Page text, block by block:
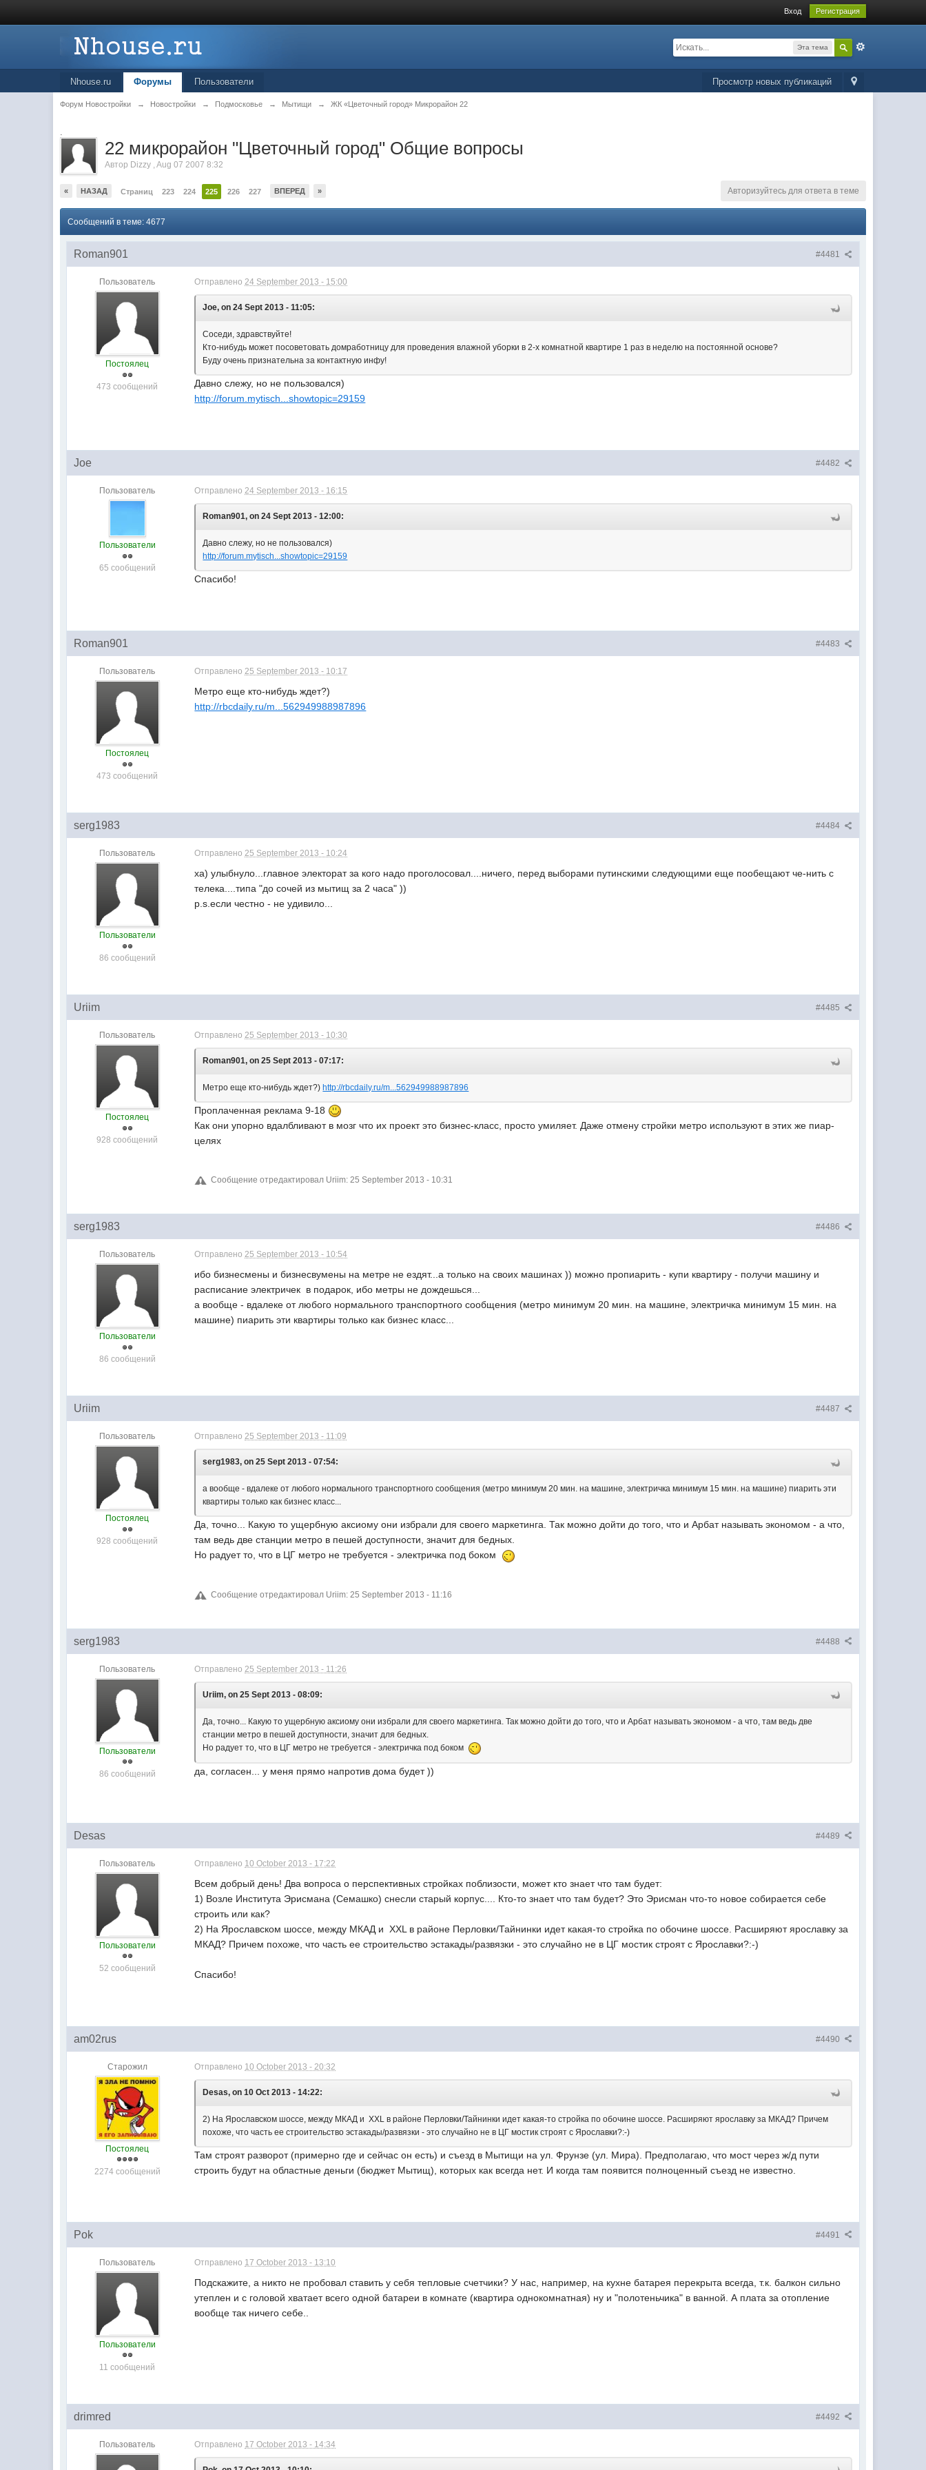
Вход Регистрация
Эта тема
Просмотр новых публикаций
Nhouse.ru Форумы Пользователи
Форум Новостройки → Новостройки → Подмосковье → Мытищи → ЖК «Цветочный город» Микрорайон 22
.
22 микрорайон "Цветочный город" Общие вопросы
Автор Dizzy ,Aug 07 2007 8:32
« НАЗАД Страниц 223 224 225 226 227 ВПЕРЕД » Авторизуйтесь для ответа в теме
Сообщений в теме: 4677
#4481
Roman901
Пользователь
Постоялец
473 сообщений
Отправлено24 September 2013 - 15:00
Joe, on 24 Sept 2013 - 11:05:
Соседи, здравствуйте!
Кто-нибудь может посоветовать домработницу для проведения влажной уборки в 2-х комнатной квартире 1 раз в неделю на постоянной основе?
Буду очень признательна за контактную инфу!
Давно слежу, но не пользовался)
http://forum.mytisch...showtopic=29159
#4482
Joe
Пользователь
Пользователи
65 сообщений
Отправлено24 September 2013 - 16:15
Roman901, on 24 Sept 2013 - 12:00:
Давно слежу, но не пользовался)
http://forum.mytisch...showtopic=29159
Спасибо!
#4483
Roman901
Пользователь
Постоялец
473 сообщений
Отправлено25 September 2013 - 10:17
Метро еще кто-нибудь ждет?)
http://rbcdaily.ru/m...562949988987896
#4484
serg1983
Пользователь
Пользователи
86 сообщений
Отправлено25 September 2013 - 10:24
ха) улыбнуло...главное электорат за кого надо проголосовал....ничего, перед выборами путинскими следующими еще пообещают че-нить с
телека....типа "до сочей из мытищ за 2 часа" ))
p.s.если честно - не удивило...
#4485
Uriim
Пользователь
Постоялец
928 сообщений
Отправлено25 September 2013 - 10:30
Roman901, on 25 Sept 2013 - 07:17:
Метро еще кто-нибудь ждет?) http://rbcdaily.ru/m...562949988987896
Проплаченная реклама 9-18
Как они упорно вдалбливают в мозг что их проект это бизнес-класс, просто умиляет. Даже отмену стройки метро используют в этих же пиар-
целях
Сообщение отредактировал Uriim: 25 September 2013 - 10:31
#4486
serg1983
Пользователь
Пользователи
86 сообщений
Отправлено25 September 2013 - 10:54
ибо бизнесмены и бизнесвумены на метре не ездят...а только на своих машинах )) можно пропиарить - купи квартиру - получи машину и
расписание электричек в подарок, ибо метры не дождешься...
а вообще - вдалеке от любого нормального транспортного сообщения (метро минимум 20 мин. на машине, электричка минимум 15 мин. на
машине) пиарить эти квартиры только как бизнес класс...
#4487
Uriim
Пользователь
Постоялец
928 сообщений
Отправлено25 September 2013 - 11:09
serg1983, on 25 Sept 2013 - 07:54:
а вообще - вдалеке от любого нормального транспортного сообщения (метро минимум 20 мин. на машине, электричка минимум 15 мин. на машине) пиарить эти
квартиры только как бизнес класс...
Да, точно... Какую то ущербную аксиому они избрали для своего маркетинга. Так можно дойти до того, что и Арбат называть экономом - а что,
там ведь две станции метро в пешей доступности, значит для бедных.
Но радует то, что в ЦГ метро не требуется - электричка под боком
Сообщение отредактировал Uriim: 25 September 2013 - 11:16
#4488
serg1983
Пользователь
Пользователи
86 сообщений
Отправлено 25 September 2013 - 11:26
Uriim, on 25 Sept 2013 - 08:09:
Да, точно... Какую то ущербную аксиому они избрали для своего маркетинга. Так можно дойти до того, что и Арбат называть экономом - а что, там ведь две
станции метро в пешей доступности, значит для бедных.
Но радует то, что в ЦГ метро не требуется - электричка под боком
да, согласен... у меня прямо напротив дома будет ))
#4489
Desas
Пользователь
Пользователи
52 сообщений
Отправлено 10 October 2013 - 17:22
Всем добрый день! Два вопроса о перспективных стройках поблизости, может кто знает что там будет:
1) Возле Института Эрисмана (Семашко) снесли старый корпус.... Кто-то знает что там будет? Это Эрисман что-то новое собирается себе
строить или как?
2) На Ярославском шоссе, между МКАД и ХХL в районе Перловки/Тайнинки идет какая-то стройка по обочине шоссе. Расширяют ярославку за
МКАД? Причем похоже, что часть ее строительство эстакады/развязки - это случайно не в ЦГ мостик строят с Ярославки?:-)
Спасибо!
#4490
am02rus
Старожил
Постоялец
2274 сообщений
Отправлено 10 October 2013 - 20:32
Desas, on 10 Oct 2013 - 14:22:
2) На Ярославском шоссе, между МКАД и ХХL в районе Перловки/Тайнинки идет какая-то стройка по обочине шоссе. Расширяют ярославку за МКАД? Причем
похоже, что часть ее строительство эстакады/развязки - это случайно не в ЦГ мостик строят с Ярославки?:-)
Там строят разворот (примерно где и сейчас он есть) и съезд в Мытищи на ул. Фрунзе (ул. Мира). Предполагаю, что мост через ж/д пути
строить будут на областные деньги (бюджет Мытищ), которых как всегда нет. И когда там появится полноценный съезд не известно.
#4491
Pok
Пользователь
Пользователи
11 сообщений
Отправлено 17 October 2013 - 13:10
Подскажите, а никто не пробовал ставить у себя тепловые счетчики? У нас, например, на кухне батарея перекрыта всегда, т.к. балкон сильно
утеплен и с головой хватает всего одной батареи в комнате (квартира однокомнатная) ну и "полотеньчика" в ванной. А плата за отопление
вообще так ничего себе..
#4492
drimred
Пользователь Отправлено 17 October 2013 - 14:34